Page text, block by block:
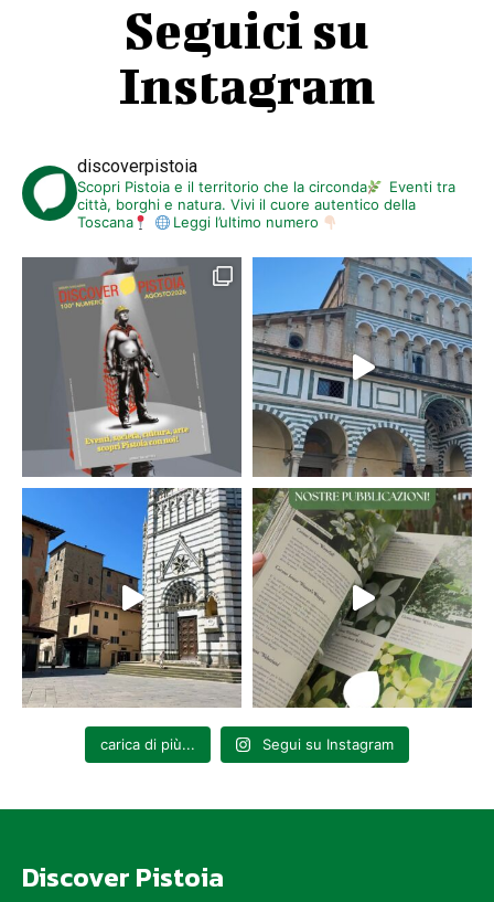
Seguici su
Instagram
discoverpistoia
Scopri Pistoia e il territorio che la circonda
Eventi tra
città, borghi e natura. Vivi il cuore autentico della
Toscana
Leggi l’ultimo numero
carica di più... Segui su Instagram
Discover Pistoia